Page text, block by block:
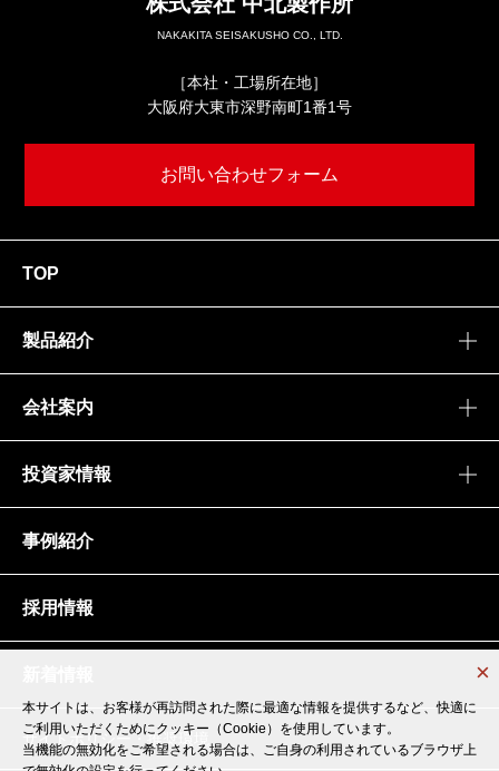
本サイトは、お客様が再訪問された際に最適な情報を提供するなど、快適に
ご利用いただくためにクッキー（Cookie）を使用しています。
当機能の無効化をご希望される場合は、ご自身の利用されているブラウザ上
本サイトは、お客様が再訪問された際に最適な情報を提供するなど、快適に
ご利用いただくためにクッキー（Cookie）を使用しています。
当機能の無効化をご希望される場合は、ご自身の利用されているブラウザ上
NAKAKITA SEISAKUSHO CO., LTD.
［本社・工場所在地］
大阪府大東市深野南町1番1号
お問い合わせフォーム
TOP
製品紹介
会社案内
投資家情報
事例紹介
採用情報
サイトポリシー・推奨環境